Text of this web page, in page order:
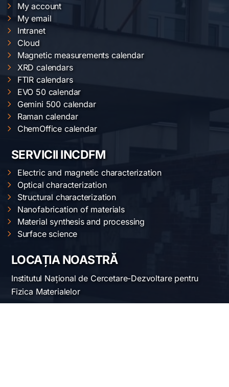
My account
My email
Intranet
Cloud
Magnetic measurements calendar
XRD calendars
FTIR calendars
EVO 50 calendar
Gemini 500 calendar
Raman calendar
ChemOffice calendar
SERVICII INCDFM
Electric and magnetic characterization
Optical characterization
Structural characterization
Nanofabrication of materials
Material synthesis and processing
Surface science
LOCAȚIA NOASTRĂ
Institutul Național de Cercetare-Dezvoltare pentru
Fizica Materialelor